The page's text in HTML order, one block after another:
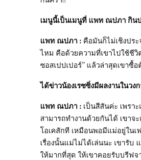
เมนูนี้เป็นเมนูที่ แพท ณปภา กิน
แพท ณปภา : คือมันก็ไม่เชิงปร
ไหม คือด้วยความที่เขาไปใช้ชีวิ
ซอสเปปเปอร์” แล้วล่าสุดเขาซื้
ได้ข่าวน้องเรซซิ่งมีผลงานในวง
แพท ณปภา : เป็นสีสันค่ะ เพรา
สามารถทำงานด้วยกันได้ เขาจ
โอเคสักที เหมือนพอมีแม่อยู่ในเ
เรื่องนั้นแม่ไม่ได้เล่นนะ เขารับ
ให้มากที่สุด ให้เขาคอยรับบรีฟจ